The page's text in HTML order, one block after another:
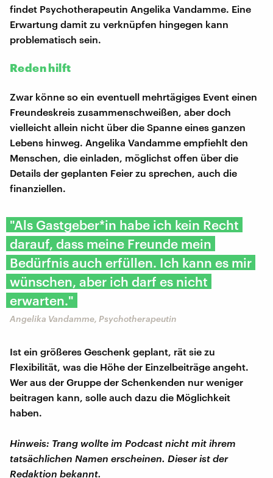
findet Psychotherapeutin Angelika Vandamme. Eine
Erwartung damit zu verknüpfen hingegen kann
problematisch sein.
Reden hilft
Zwar könne so ein eventuell mehrtägiges Event einen
Freundeskreis zusammenschweißen, aber doch
vielleicht allein nicht über die Spanne eines ganzen
Lebens hinweg. Angelika Vandamme empfiehlt den
Menschen, die einladen, möglichst offen über die
Details der geplanten Feier zu sprechen, auch die
finanziellen.
"Als Gastgeber*in habe ich kein Recht
darauf, dass meine Freunde mein
Bedürfnis auch erfüllen. Ich kann es mir
wünschen, aber ich darf es nicht
erwarten."
Angelika Vandamme, Psychotherapeutin
Ist ein größeres Geschenk geplant, rät sie zu
Flexibilität, was die Höhe der Einzelbeiträge angeht.
Wer aus der Gruppe der Schenkenden nur weniger
beitragen kann, solle auch dazu die Möglichkeit
haben.
Hinweis: Trang wollte im Podcast nicht mit ihrem
tatsächlichen Namen erscheinen. Dieser ist der
Redaktion bekannt.